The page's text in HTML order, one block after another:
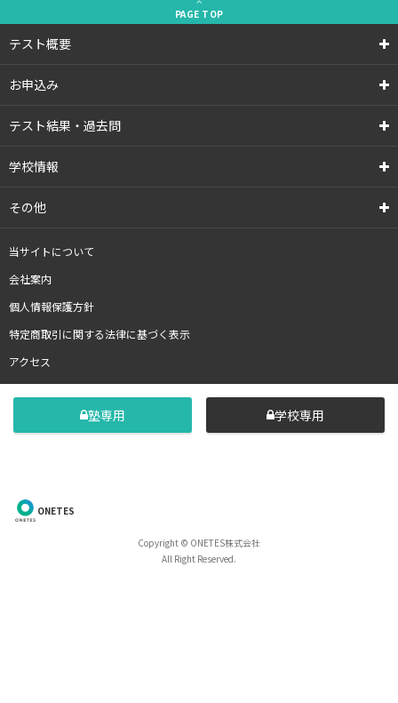
PAGE TOP
テスト概要
お申込み
テスト結果・過去問
学校情報
その他
当サイトについて
会社案内
個人情報保護方針
特定商取引に関する法律に基づく表示
アクセス
塾専用 学校専用
ONETES
Copyright © ONETES株式会社
All Right Reserved.